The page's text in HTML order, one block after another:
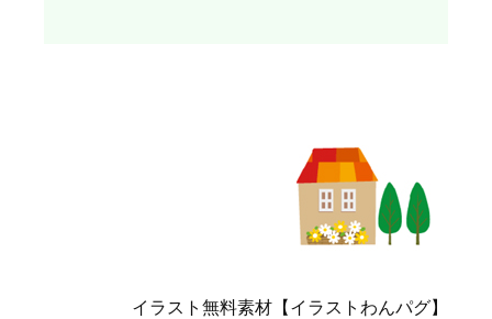
イラスト無料素材【イラストわんパグ】